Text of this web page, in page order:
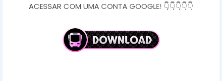
ACESSAR COM UMA CONTA GOOGLE! 👇👇👇👇👇